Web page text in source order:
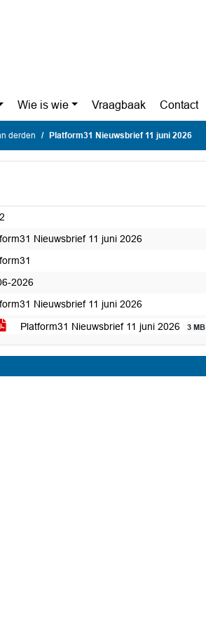
Wie is wie Vraagbaak Contact
derden Platform31 Nieuwsbrief 11 juni 2026
Nieuwsbrief 11 juni 2026
2026
Nieuwsbrief 11 juni 2026
Platform31 Nieuwsbrief 11 juni 2026 3 MB